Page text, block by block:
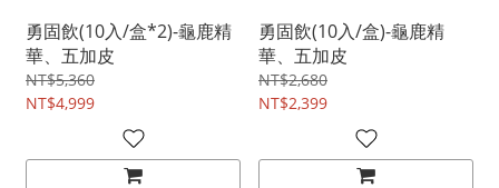
勇固飲(10入/盒*2)-龜鹿精
華、五加皮
NT$5,360
NT$4,999
勇固飲(10入/盒)-龜鹿精
華、五加皮
NT$2,680
NT$2,399